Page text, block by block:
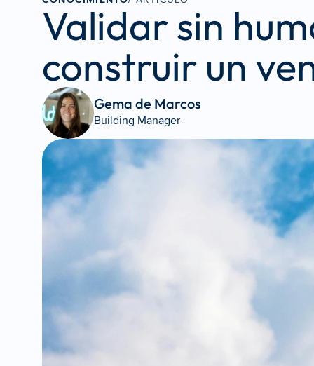
Validar sin
construir un
Gema de Marcos
Building Manager